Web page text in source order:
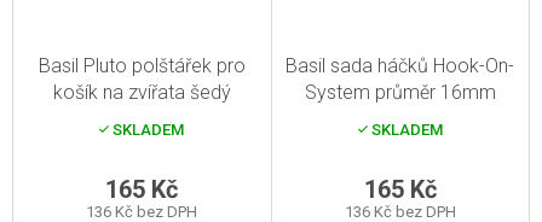
Basil Pluto polštářek pro
košík na zvířata šedý
SKLADEM
136 Kč bez DPH
165 Kč
Basil sada háčků Hook-On-
System průměr 16mm
SKLADEM
136 Kč bez DPH
165 Kč